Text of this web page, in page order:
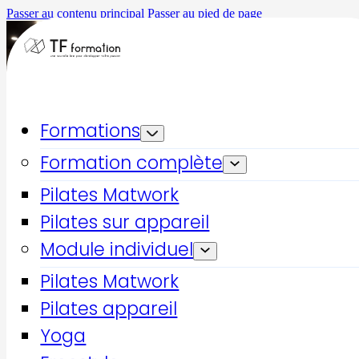
Passer au contenu principal Passer au pied de page
Formations
Formation complète
Pilates Matwork
Pilates sur appareil
Module individuel
Pilates Matwork
Pilates appareil
Yoga
Accueil
Formations qualifiantes
Automassage-Mobilité-Récupération (AMR)
Coaching
Automassage-Mobilité-